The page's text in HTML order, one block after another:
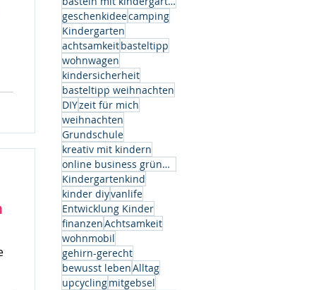
geschenkideecamping
Kindergarten
achtsamkeitbasteltipp
wohnwagen
kindersicherheit
basteltipp weihnachten
DIYzeit für mich
weihnachten
Grundschule
kreativ mit kindern
online business gründen
Kindergartenkind
kinder diyvanlife
Entwicklung Kinder
finanzenAchtsamkeit
wohnmobil
gehirn-gerecht
bewusst lebenAlltag
upcyclingmitgebsel